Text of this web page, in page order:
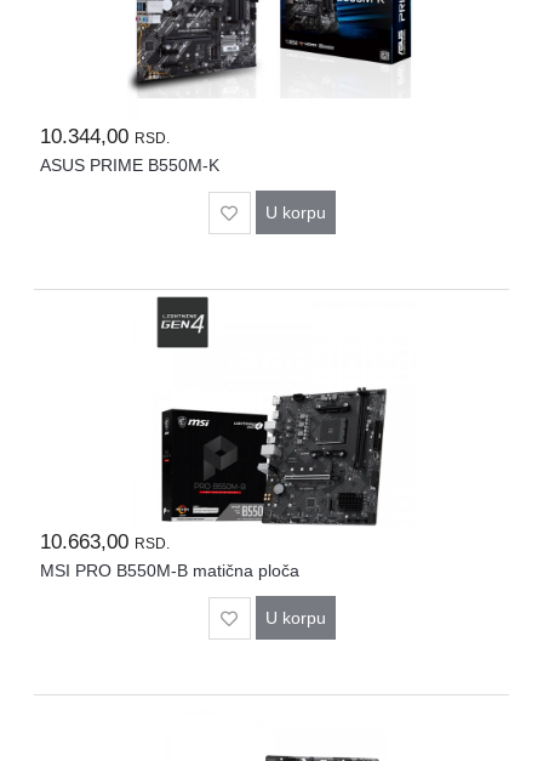
10.344,00 RSD.
ASUS PRIME B550M-K
U korpu
10.663,00 RSD.
MSI PRO B550M-B matična ploča
U korpu